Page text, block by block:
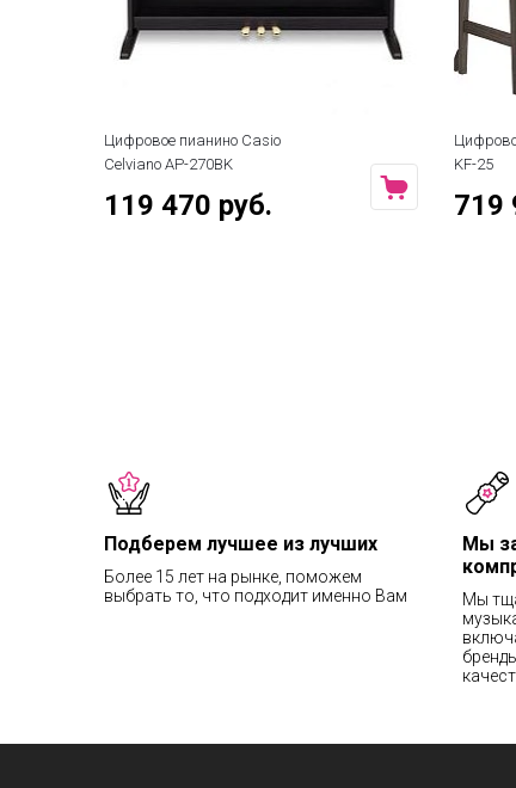
Цифровое пианино Casio
Celviano AP-270BK
119 470 руб.
KF-25
719
Подберем лучшее из лучших
Более 15 лет на рынке, поможем
выбрать то, что подходит именно Вам
Мы
Мы